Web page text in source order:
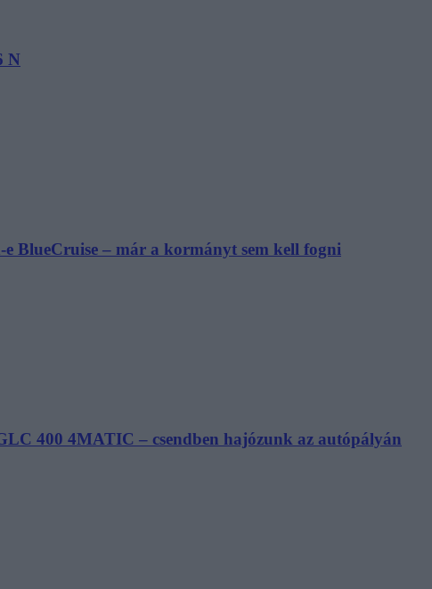
N
BlueCruise – már a kormányt sem kell fogni
400 4MATIC – csendben hajózunk az autópályán